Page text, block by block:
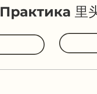
Практика 里